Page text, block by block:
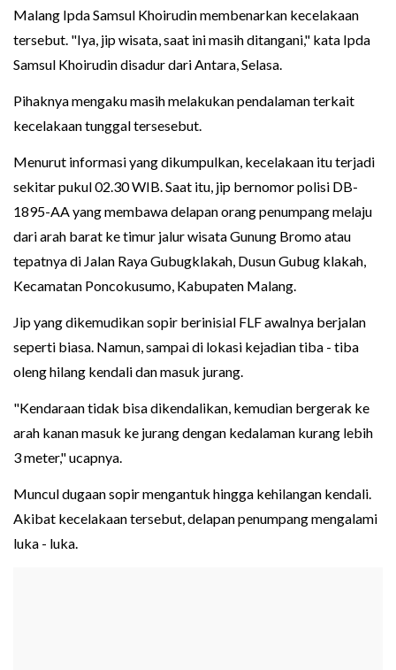
Malang Ipda Samsul Khoirudin membenarkan kecelakaan
tersebut. "Iya, jip wisata, saat ini masih ditangani," kata Ipda
Samsul Khoirudin disadur dari Antara, Selasa.
Pihaknya mengaku masih melakukan pendalaman terkait
kecelakaan tunggal tersesebut.
Menurut informasi yang dikumpulkan, kecelakaan itu terjadi
sekitar pukul 02.30 WIB. Saat itu, jip bernomor polisi DB-
1895-AA yang membawa delapan orang penumpang melaju
dari arah barat ke timur jalur wisata Gunung Bromo atau
tepatnya di Jalan Raya Gubugklakah, Dusun Gubug klakah,
Kecamatan Poncokusumo, Kabupaten Malang.
Jip yang dikemudikan sopir berinisial FLF awalnya berjalan
seperti biasa. Namun, sampai di lokasi kejadian tiba - tiba
oleng hilang kendali dan masuk jurang.
"Kendaraan tidak bisa dikendalikan, kemudian bergerak ke
arah kanan masuk ke jurang dengan kedalaman kurang lebih
3 meter," ucapnya.
Muncul dugaan sopir mengantuk hingga kehilangan kendali.
Akibat kecelakaan tersebut, delapan penumpang mengalami
luka - luka.